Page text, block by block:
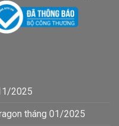
2025
tháng 01/2025